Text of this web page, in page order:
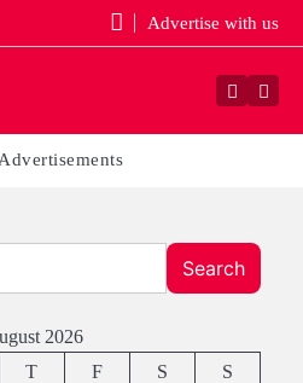
Advertise with us
Facebook
Advertisements
Search
2026
T F S
S